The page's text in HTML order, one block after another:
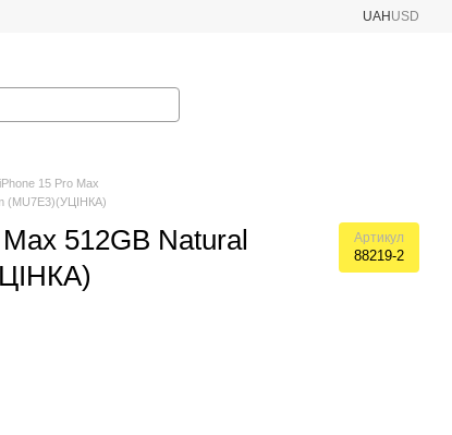
UAH USD
iPhone 15 Pro Max
(MU7E3)(УЦІНКА)
512GB Natural
Артикул
88219-2